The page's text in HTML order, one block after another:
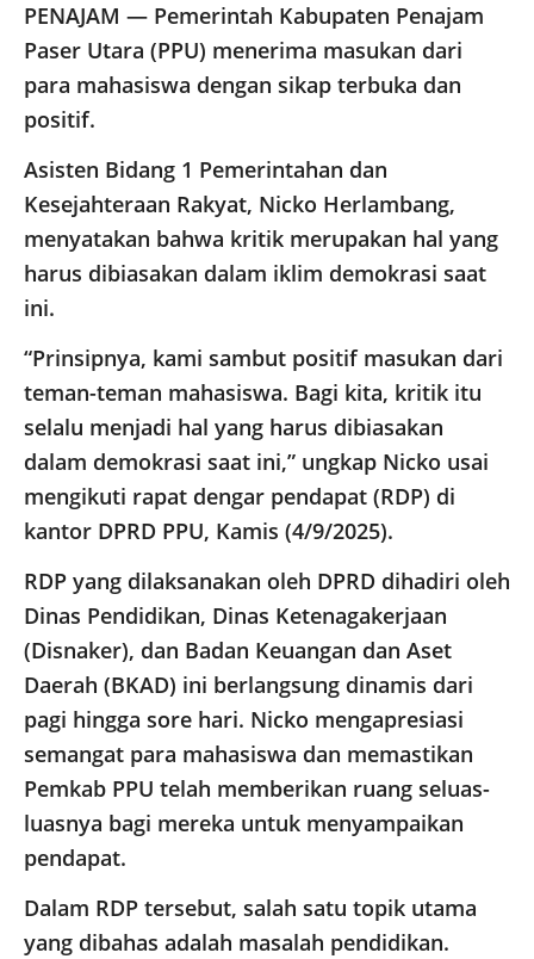
PENAJAM — Pemerintah Kabupaten Penajam
Paser Utara (PPU) menerima masukan dari
para mahasiswa dengan sikap terbuka dan
positif.
Asisten Bidang 1 Pemerintahan dan
Kesejahteraan Rakyat, Nicko Herlambang,
menyatakan bahwa kritik merupakan hal yang
harus dibiasakan dalam iklim demokrasi saat
ini.
“Prinsipnya, kami sambut positif masukan dari
teman-teman mahasiswa. Bagi kita, kritik itu
selalu menjadi hal yang harus dibiasakan
dalam demokrasi saat ini,” ungkap Nicko usai
mengikuti rapat dengar pendapat (RDP) di
kantor DPRD PPU, Kamis (4/9/2025).
RDP yang dilaksanakan oleh DPRD dihadiri oleh
Dinas Pendidikan, Dinas Ketenagakerjaan
(Disnaker), dan Badan Keuangan dan Aset
Daerah (BKAD) ini berlangsung dinamis dari
pagi hingga sore hari. Nicko mengapresiasi
semangat para mahasiswa dan memastikan
Pemkab PPU telah memberikan ruang seluas-
luasnya bagi mereka untuk menyampaikan
pendapat.
Dalam RDP tersebut, salah satu topik utama
yang dibahas adalah masalah pendidikan.